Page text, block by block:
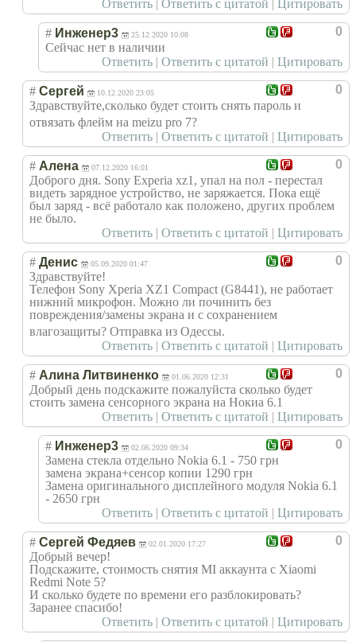
Ответить Ответить с цитатой Цитировать
0
# Инженер3 25.12.2020 10:08
Сейчас нет в наличии
Ответить | Ответить с цитатой | Цитировать
0
# Сергей 10.12.2020 23:05
Здравствуйте,сколько будет стоить снять пароль и
отвязать флейм на meizu pro 7?
Ответить | Ответить с цитатой | Цитировать
0
# Алена 07.12.2020 16:01
Доброго дня. Sony Experia xz1, упал на пол - перестал
видеть зарядное устройство, не заряжается. Пока ещё
был заряд - всё работало как положено, других проблем
не было.
Ответить | Ответить с цитатой | Цитировать
0
# Денис 05.09.2020 01:47
Здравствуйте!
Телефон Sony Xperia XZ1 Compact (G8441), не работает
нижний микрофон. Можно ли починить без
повреждения/замены экрана и с сохранением
влагозащиты? Отправка из Одессы.
Ответить | Ответить с цитатой | Цитировать
0
# Алина Литвиненко 01.06.2020 12:31
Добрый день подскажите пожалуйста сколько будет
стоить замена сенсорного экрана на Нокиа 6.1
Ответить | Ответить с цитатой | Цитировать
0
# Инженер3 02.06.2020 09:34
Замена стекла отдельно Nokia 6.1 - 750 грн
замена экрана+сенсор копии 1290 грн
Замена оригинального дисплейного модуля Nokia 6.1
- 2650 грн
Ответить | Ответить с цитатой | Цитировать
0
# Сергей Федяев 02.01.2020 17:27
Добрый вечер!
Подскажите, стоимость снятия MI аккаунта с Xiaomi
Redmi Note 5?
И сколько будете по времени его разблокировать?
Заранее спасибо!
Ответить | Ответить с цитатой | Цитировать